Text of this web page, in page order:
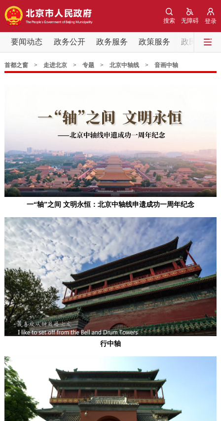
登录
无障碍
搜索
要闻动态 政务公开 政务服务 政策服务 政民互动
要闻动态
党中央精神 国务院信息 中央部委动态
政务公开
市领导 机构职能 政策服务
决策公开 专题公开
政务服务
个人服务 法人服务 部门服务
便民服务 利企服务 投资项目
阳光政务
政民互动
12345网上接诉即办 我要咨询 我要建议
首都之窗> 走进北京> 专题> 北京中轴线> 音画中轴
一“轴”之间 文明永恒：北京中轴线申遗成功一周年纪念
行中轴